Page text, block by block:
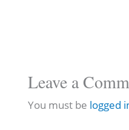
Leave a
You must be logged